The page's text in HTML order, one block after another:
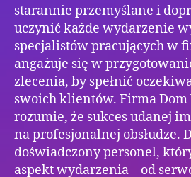
starannie przemyślane i
uczynić każde wydarzenie
specjalistów pracujących w
angażuje się w
zlecenia, by spełnić
swoich klientów. Firma Dom
rozumie, że sukces udanej
na profesjonalnej obsłudze.
doświadczony personel,
aspekt wydarzenia – od